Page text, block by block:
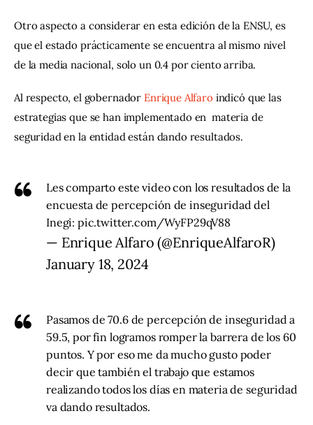
Otro aspecto a considerar en esta edición de la ENSU, es
que el estado prácticamente se encuentra al mismo nivel
de la media nacional, solo un 0.4 por ciento arriba.
Al respecto, el gobernador Enrique Alfaro indicó que las
estrategias que se han implementado en  materia de
seguridad en la entidad están dando resultados.
Les comparto este video con los resultados de la
encuesta de percepción de inseguridad del
Inegi: pic.twitter.com/WyFP29qV88
— Enrique Alfaro (@EnriqueAlfaroR)
January 18, 2024
Pasamos de 70.6 de percepción de inseguridad a
59.5, por fin logramos romper la barrera de los 60
puntos. Y por eso me da mucho gusto poder
decir que también el trabajo que estamos
realizando todos los días en materia de seguridad
va dando resultados.